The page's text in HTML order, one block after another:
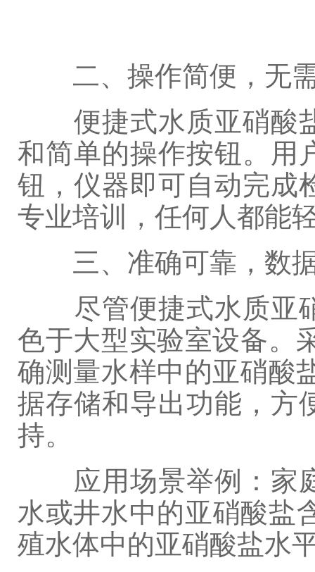
二、操作简便，无
便捷式水质亚硝酸盐
和简单的操作按钮。用
钮，仪器即可自动完成
专业培训，任何人都能
三、准确可靠，数
尽管便捷式水质亚硝
色于大型实验室设备。
确测量水样中的亚硝酸
据存储和导出功能，方
持。
应用场景举例：家庭
水或井水中的亚硝酸盐
殖水体中的亚硝酸盐水